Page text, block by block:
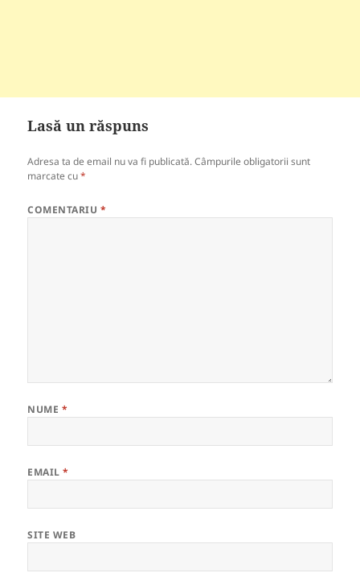
Lasă un răspuns
Adresa ta de email nu va fi publicată. Câmpurile obligatorii sunt
marcate cu*
COMENTARIU *
NUME *
EMAIL*
SITE WEB